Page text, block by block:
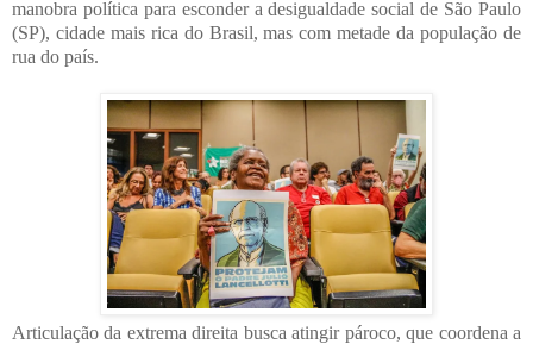
manobra política para esconder a desigualdade social de São Paulo
(SP), cidade mais rica do Brasil, mas com metade da população de
rua do país.
Articulação da extrema direita busca atingir pároco, que coordena a